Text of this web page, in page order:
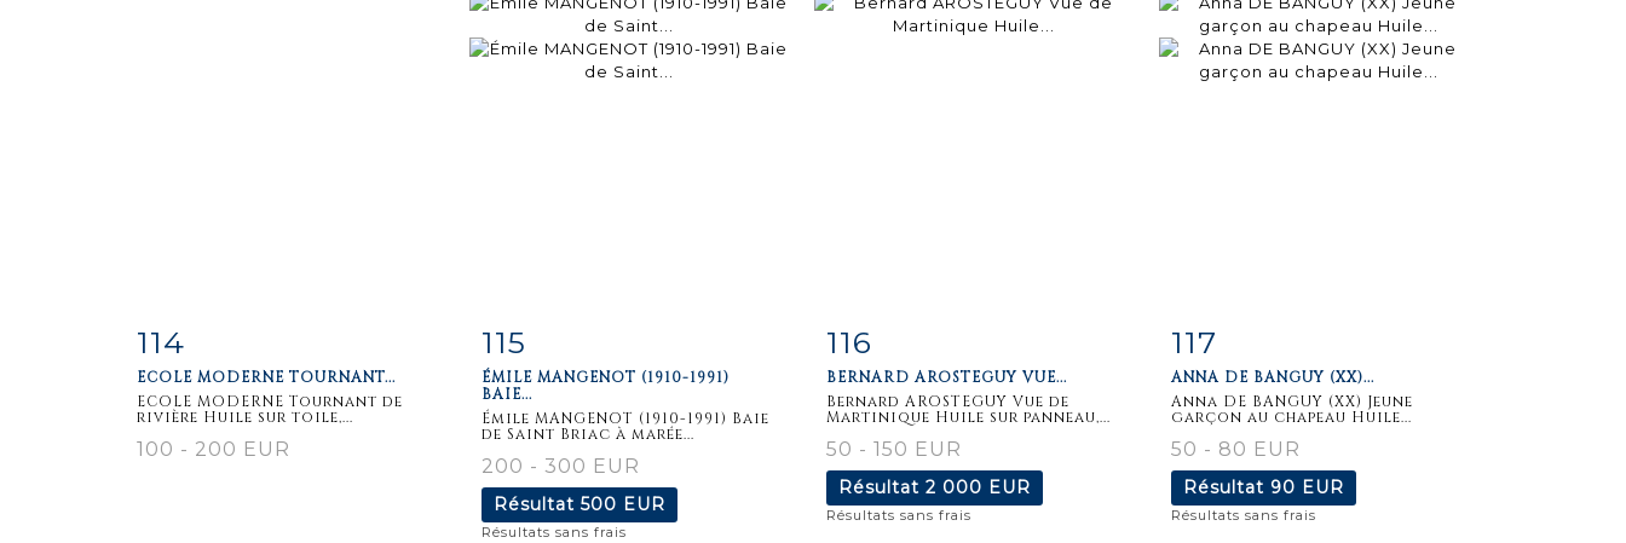
114
ECOLE MODERNE TOURNANT...
ECOLE MODERNE Tournant de
rivière Huile sur toile,...
100 - 200 EUR
détaillée
115
ÉMILE MANGENOT (1910-1991)
BAIE...
Émile MANGENOT (1910-1991) Baie
de Saint Briac à marée...
200 - 300 EUR
Résultat 500 EUR
Résultats sans frais
détaillée
116
BERNARD AROSTEGUY VUE...
Bernard AROSTEGUY Vue de
Martinique Huile sur panneau,...
50 - 150 EUR
Résultat 2 000 EUR
Résultats sans frais
détaillée
117
ANNA DE BANGUY (XX)...
Anna DE BANGUY (XX) Jeune
garçon au chapeau Huile...
50 - 80 EUR
Résultat 90 EUR
Résultats sans frais